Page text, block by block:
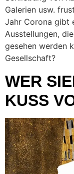
Galerien usw.
Jahr Corona gibt
Ausstellungen,
gesehen werden
Gesellschaft?
WER
KUSS